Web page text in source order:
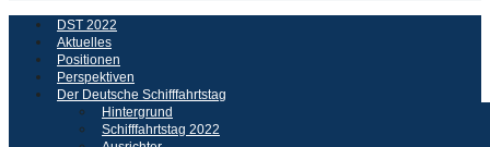
DST 2022
Aktuelles
Positionen
Perspektiven
Der Deutsche Schifffahrtstag
Hintergrund
Schifffahrtstag 2022